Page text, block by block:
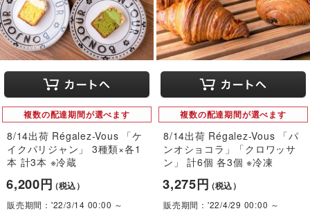
複数の配達期間が選べます
8/14出荷 Régalez-Vous 「ケ
イクパリジャン」 3種類×各1
本 計3本 ※冷蔵
6,200円（税込）
販売期間：'22/3/14 00:00 ～
複数の配達期間が選べます
8/14出荷 Régalez-Vous 「パ
ンオショコラ」「クロワッサ
ン」 計6個 各3個 ※冷凍
3,275円（税込）
販売期間：'22/4/29 00:00 ～